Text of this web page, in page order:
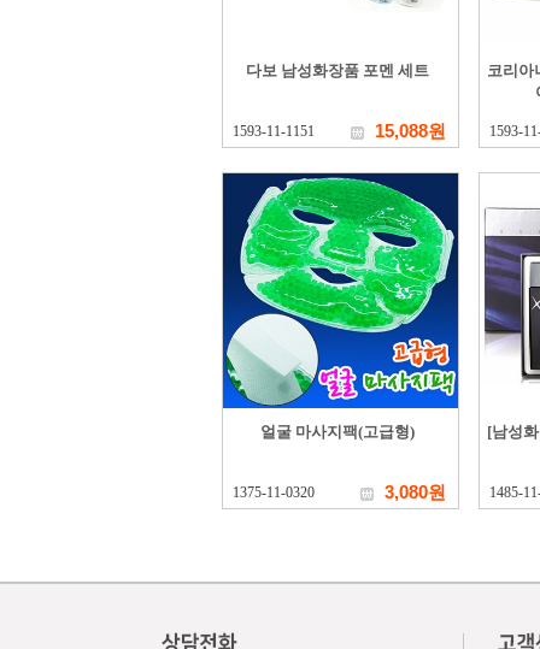
다보 남성화장품 포멘 세트
1593-11-1151 15,088원
코리아
1593-
얼굴 마사지팩(고급형)
1375-11-0320 3,080원
[남성
1485-